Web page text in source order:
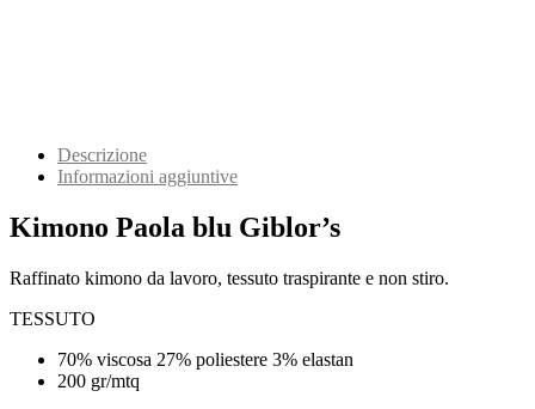
Descrizione
Informazioni aggiuntive
Kimono Paola blu Giblor’s
Raffinato kimono da lavoro, tessuto traspirante e non stiro.
TESSUTO
70% viscosa 27% poliestere 3% elastan
200 gr/mtq